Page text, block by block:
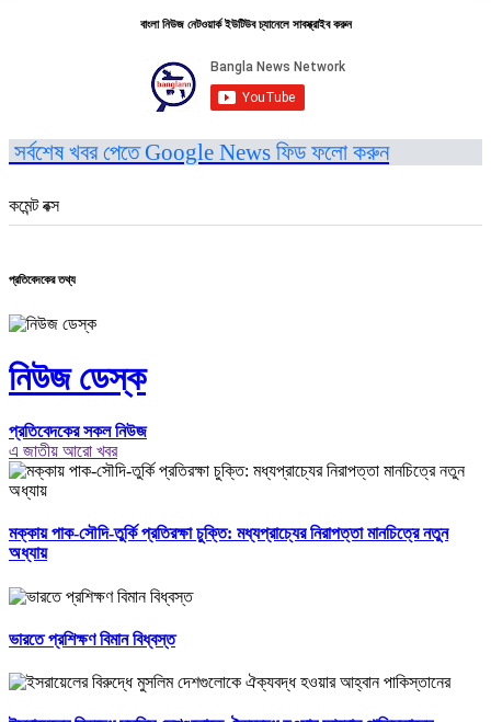
বাংলা নিউজ নেটওয়ার্ক ইউটিউব চ্যানেলে সাবস্ক্রাইব করুন
সর্বশেষ খবর পেতে Google News ফিড ফলো করুন
কমেন্ট বক্স
প্রতিবেদকের তথ্য
নিউজ ডেস্ক
প্রতিবেদকের সকল নিউজ
এ জাতীয় আরো খবর
মক্কায় পাক-সৌদি-তুর্কি প্রতিরক্ষা চুক্তি: মধ্যপ্রাচ্যের নিরাপত্তা মানচিত্রে নতুন
অধ্যায়
ভারতে প্রশিক্ষণ বিমান বিধ্বস্ত